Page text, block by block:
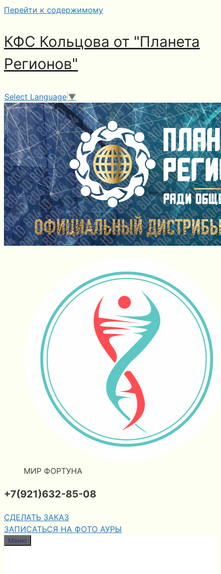
Перейти к содержимому
КФС Кольцова от "Планета
Регионов"
Select Language ▼
МИР ФОРТУНА
+7(921)632-85-08
СДЕЛАТЬ ЗАКАЗ
ЗАПИСАТЬСЯ НА ФОТО АУРЫ
Меню